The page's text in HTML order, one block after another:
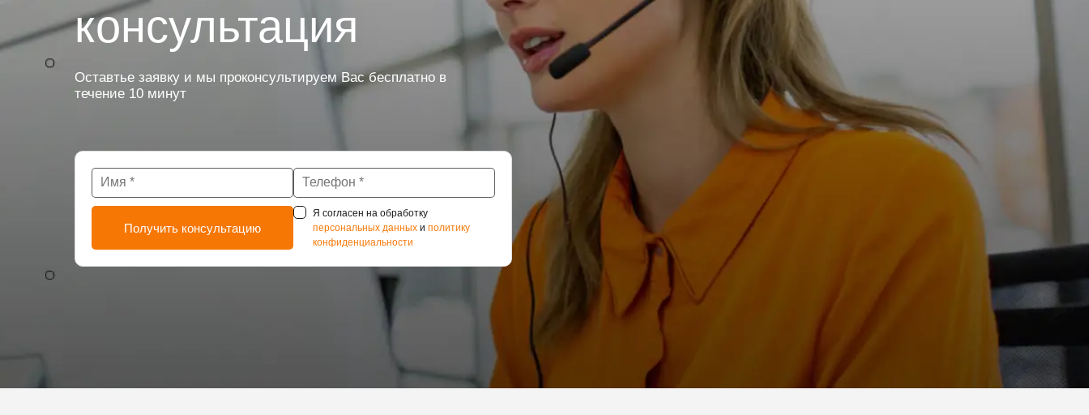
консультация
Оставтье заявку и мы проконсультируем Вас бесплатно в
течение 10 минут
Я согласен на обработку
персональных данныхи политику
конфиденциальности